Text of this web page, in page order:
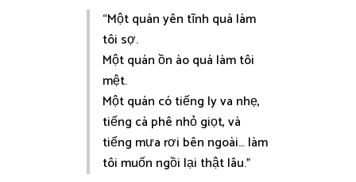
“Một quán yên tĩnh quá làm
tôi sợ.
Một quán ồn ào quá làm tôi
mệt.
Một quán có tiếng ly va nhẹ,
tiếng cà phê nhỏ giọt, và
tiếng mưa rơi bên ngoài… làm
tôi muốn ngồi lại thật lâu.”